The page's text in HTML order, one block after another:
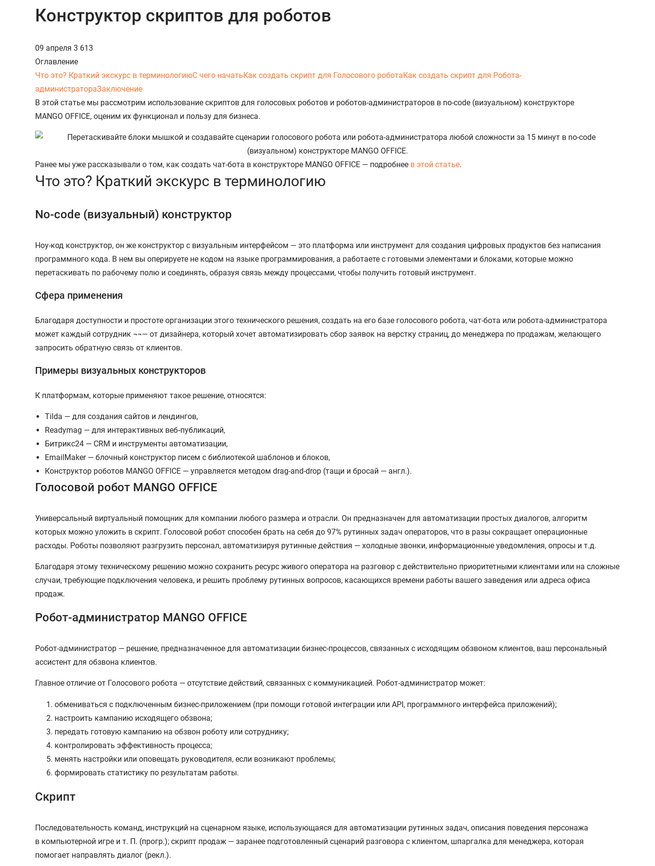
Конструктор скриптов для роботов
09 апреля 3 613
Оглавление
Что это? Краткий экскурс в терминологиюС чего начатьКак создать скрипт для Голосового роботаКак создать скрипт для Робота-
администратораЗаключение
В этой статье мы рассмотрим использование скриптов для голосовых роботов и роботов-администраторов в no-code (визуальном) конструкторе
MANGO OFFICE, оценим их функционал и пользу для бизнеса.
Ранее мы уже рассказывали о том, как создать чат-бота в конструкторе MANGO OFFICE — подробнее в этой статье.
Что это? Краткий экскурс в терминологию
No-code (визуальный) конструктор
Ноу-код конструктор, он же конструктор с визуальным интерфейсом — это платформа или инструмент для создания цифровых продуктов без написания
программного кода. В нем вы оперируете не кодом на языке программирования, а работаете с готовыми элементами и блоками, которые можно
перетаскивать по рабочему полю и соединять, образуя связь между процессами, чтобы получить готовый инструмент.
Сфера применения
Благодаря доступности и простоте организации этого технического решения, создать на его базе голосового робота, чат-бота или робота-администратора
может каждый сотрудник ¬¬— от дизайнера, который хочет автоматизировать сбор заявок на верстку страниц, до менеджера по продажам, желающего
запросить обратную связь от клиентов.
Примеры визуальных конструкторов
К платформам, которые применяют такое решение, относятся:
Tilda — для создания сайтов и лендингов,
Readymag — для интерактивных веб‑публикаций,
Битрикс24 — CRM и инструменты автоматизации,
EmailMaker — блочный конструктор писем с библиотекой шаблонов и блоков,
Конструктор роботов MANGO OFFICE — управляется методом drag-and-drop (тащи и бросай — англ.).
Голосовой робот MANGO OFFICE
Универсальный виртуальный помощник для компании любого размера и отрасли. Он предназначен для автоматизации простых диалогов, алгоритм
которых можно уложить в скрипт. Голосовой робот способен брать на себя до 97% рутинных задач операторов, что в разы сокращает операционные
расходы. Роботы позволяют разгрузить персонал, автоматизируя рутинные действия — холодные звонки, информационные уведомления, опросы и т.д.
Благодаря этому техническому решению можно сохранить ресурс живого оператора на разговор с действительно приоритетными клиентами или на сложные
случаи, требующие подключения человека, и решить проблему рутинных вопросов, касающихся времени работы вашего заведения или адреса офиса
продаж.
Робот-администратор MANGO OFFICE
Робот-администратор — решение, предназначенное для автоматизации бизнес-процессов, связанных с исходящим обзвоном клиентов, ваш персональный
ассистент для обзвона клиентов.
Главное отличие от Голосового робота — отсутствие действий, связанных с коммуникацией. Робот-администратор может:
обмениваться с подключенным бизнес-приложением (при помощи готовой интеграции или API, программного интерфейса приложений);
настроить кампанию исходящего обзвона;
передать готовую кампанию на обзвон роботу или сотруднику;
контролировать эффективность процесса;
менять настройки или оповещать руководителя, если возникают проблемы;
формировать статистику по результатам работы.
Скрипт
Последовательность команд, инструкций на сценарном языке, использующаяся для автоматизации рутинных задач, описания поведения персонажа
в компьютерной игре и т. П. (прогр.); скрипт продаж — заранее подготовленный сценарий разговора с клиентом, шпаргалка для менеджера, которая
помогает направлять диалог (рекл.).